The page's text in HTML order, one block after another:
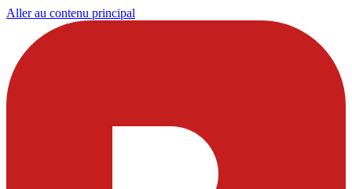
Aller au contenu principal